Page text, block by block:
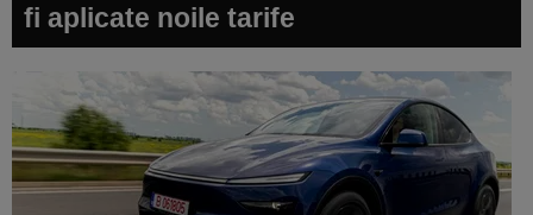
fi aplicate noile tarife